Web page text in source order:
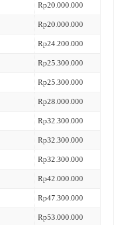
Rp20.000.000
Rp20.000.000
Rp24.200.000
Rp25.300.000
Rp25.300.000
Rp28.000.000
Rp32.300.000
Rp32.300.000
Rp32.300.000
Rp42.000.000
Rp47.300.000
Rp53.000.000